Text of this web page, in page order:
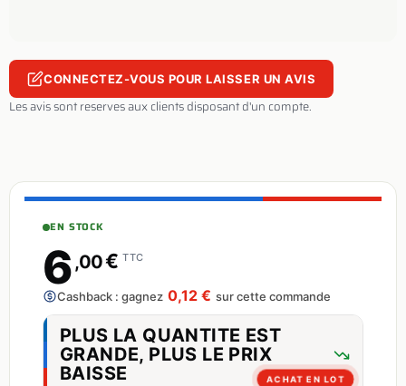
CONNECTEZ-VOUS POUR LAISSER UN AVIS
Les avis sont reserves aux clients disposant d'un compte.
EN STOCK
6,00€ TTC
Cashback : gagnez 0,12 € sur cette commande
PLUS LA QUANTITE EST
GRANDE, PLUS LE PRIX
BAISSE
ACHAT EN LOT